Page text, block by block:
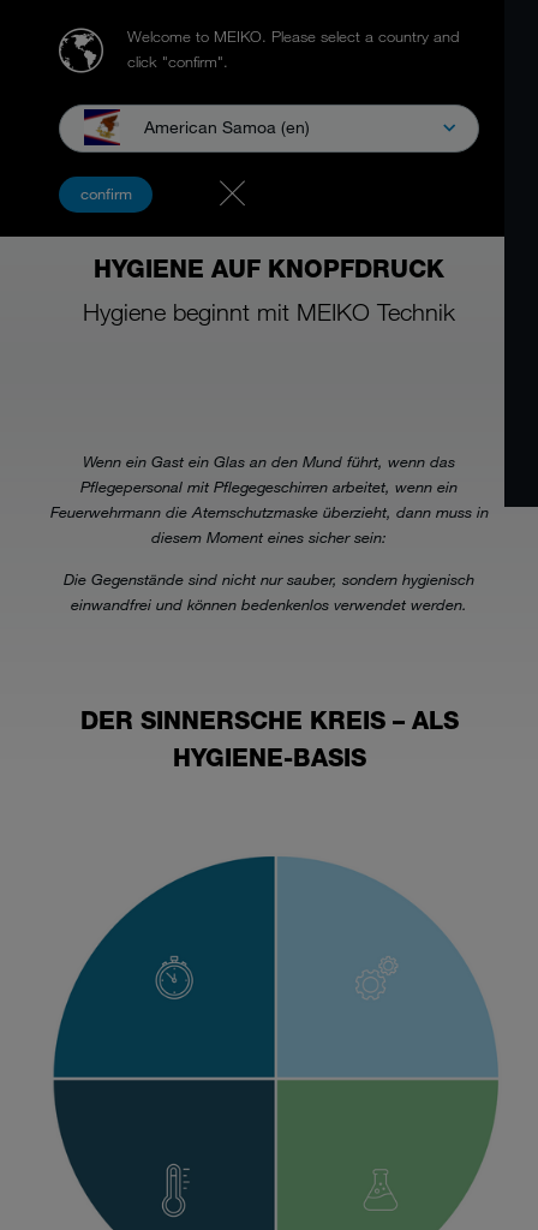
Welcome to MEIKO. Please select a country and
click "confirm".
American Samoa (en)
confirm
HYGIENE AUF KNOPFDRUCK
Hygiene beginnt mit MEIKO Technik
Wenn ein Gast ein Glas an den Mund führt, wenn das
Pflegepersonal mit Pflegegeschirren arbeitet, wenn ein
Feuerwehrmann die Atemschutzmaske überzieht, dann muss in
diesem Moment eines sicher sein:
Die Gegenstände sind nicht nur sauber, sondern hygienisch
einwandfrei und können bedenkenlos verwendet werden.
DER SINNERSCHE KREIS – ALS
HYGIENE-BASIS